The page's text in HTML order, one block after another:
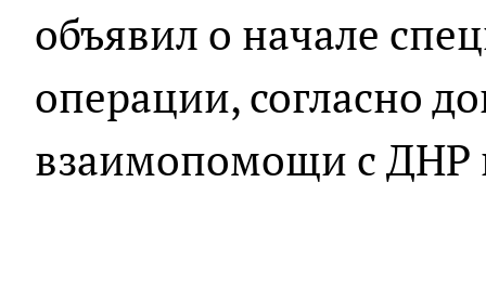
объявил о начале
операции, согласно
взаимопомощи с ДНР